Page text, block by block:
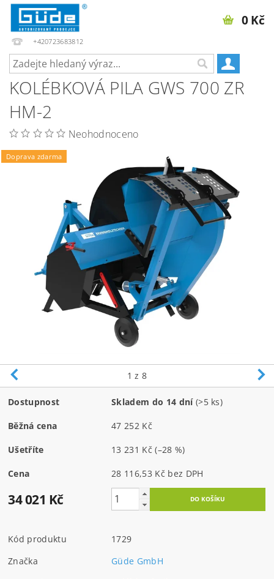
+420723683812
0 Kč
KOLÉBKOVÁ PILA GWS 700 ZR
HM-2
Neohodnoceno
Doprava zdarma
1 z 8
Dostupnost Skladem do 14 dní (>5 ks)
Běžná cena 47 252 Kč
Ušetříte 13 231 Kč(–28 %)
Cena 28 116,53 Kč bez DPH
34 021 Kč
Kód produktu
1729
Značka
Güde GmbH